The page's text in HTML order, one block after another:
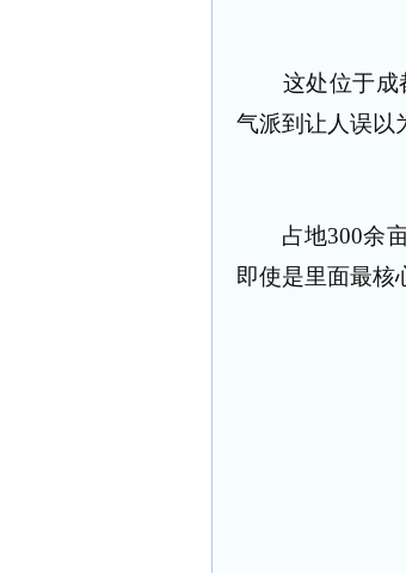
这处位于成都
气派到让人误以
占地300余亩
即使是里面最核